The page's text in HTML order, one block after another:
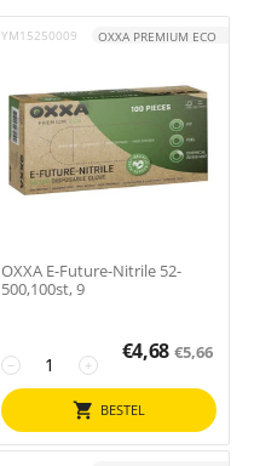
YM15250009 OXXA PREMIUM ECO
OXXA E-Future-Nitrile 52-
500,100st, 9
+
−
€4,68 €5,66
BESTEL